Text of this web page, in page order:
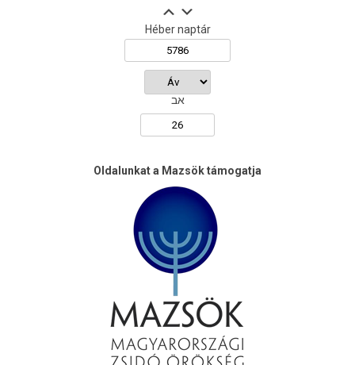
Héber naptár
אב
Oldalunkat a Mazsök támogatja